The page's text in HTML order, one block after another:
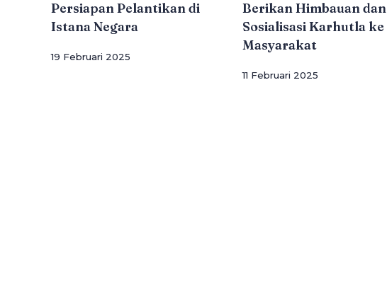
Persiapan Pelantikan di
Istana Negara
19 Februari 2025
Berikan Himbauan dan
Sosialisasi Karhutla ke
Masyarakat
11 Februari 2025